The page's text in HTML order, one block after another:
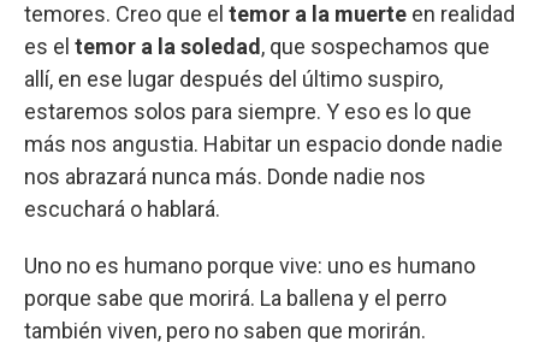
temores. Creo que el temor a la muerte en realidad
es el temor a la soledad, que sospechamos que
allí, en ese lugar después del último suspiro,
estaremos solos para siempre. Y eso es lo que
más nos angustia. Habitar un espacio donde nadie
nos abrazará nunca más. Donde nadie nos
escuchará o hablará.
Uno no es humano porque vive: uno es humano
porque sabe que morirá. La ballena y el perro
también viven, pero no saben que morirán.